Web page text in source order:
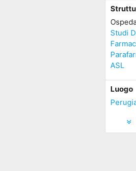
Studi
ASL
Luogo